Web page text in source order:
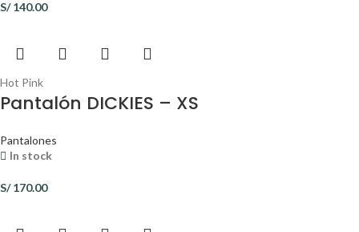
S/140.00
Hot Pink
Pantalón DICKIES – XS
Pantalones
In stock
S/170.00